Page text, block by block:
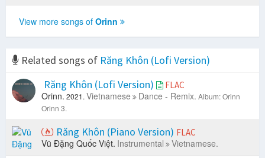
View more songs of Orinn
Related songs of Răng Khôn (Lofi Version)
Răng Khôn (Lofi Version)
FLAC
Orinn. 2021. Vietnamese Dance - Remix. Album: Orinn
Orinn 3.
Răng Khôn (Piano Version) FLAC
Vũ Đặng Quốc Việt. Instrumental Vietnamese.